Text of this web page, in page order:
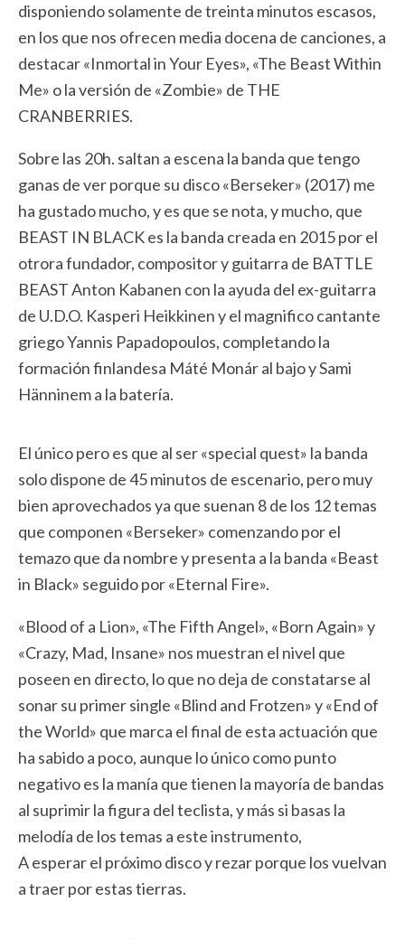
disponiendo solamente de treinta minutos escasos,
en los que nos ofrecen media docena de canciones, a
destacar «Inmortal in Your Eyes», «The Beast Within
Me» o la versión de «Zombie» de THE
CRANBERRIES.
Sobre las 20h. saltan a escena la banda que tengo
ganas de ver porque su disco «Berseker» (2017) me
ha gustado mucho, y es que se nota, y mucho, que
BEAST IN BLACK es la banda creada en 2015 por el
otrora fundador, compositor y guitarra de BATTLE
BEAST Anton Kabanen con la ayuda del ex-guitarra
de U.D.O. Kasperi Heikkinen y el magnifico cantante
griego Yannis Papadopoulos, completando la
formación finlandesa Máté Monár al bajo y Sami
Hänninem a la batería.
El único pero es que al ser «special quest» la banda
solo dispone de 45 minutos de escenario, pero muy
bien aprovechados ya que suenan 8 de los 12 temas
que componen «Berseker» comenzando por el
temazo que da nombre y presenta a la banda «Beast
in Black» seguido por «Eternal Fire».
«Blood of a Lion», «The Fifth Angel», «Born Again» y
«Crazy, Mad, Insane» nos muestran el nivel que
poseen en directo, lo que no deja de constatarse al
sonar su primer single «Blind and Frotzen» y «End of
the World» que marca el final de esta actuación que
ha sabido a poco, aunque lo único como punto
negativo es la manía que tienen la mayoría de bandas
al suprimir la figura del teclista, y más si basas la
melodía de los temas a este instrumento,
A esperar el próximo disco y rezar porque los vuelvan
a traer por estas tierras.